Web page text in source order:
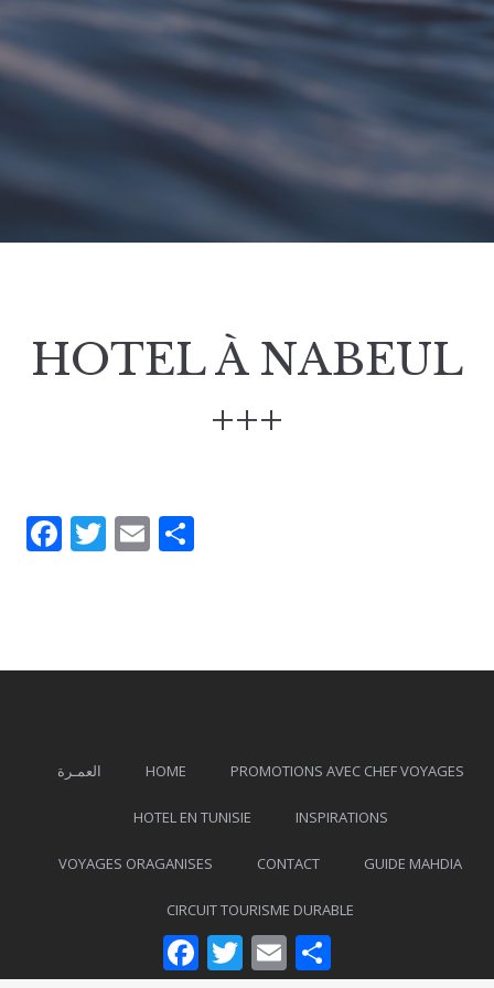
HOTEL À NABEUL
+++
Facebook
Twitter
Email
العمـرة HOME PROMOTIONS AVEC CHEF VOYAGES
HOTEL EN TUNISIE INSPIRATIONS
VOYAGES ORAGANISES CONTACT GUIDE MAHDIA
CIRCUIT TOURISME DURABLE
Facebook
TwitterEmail